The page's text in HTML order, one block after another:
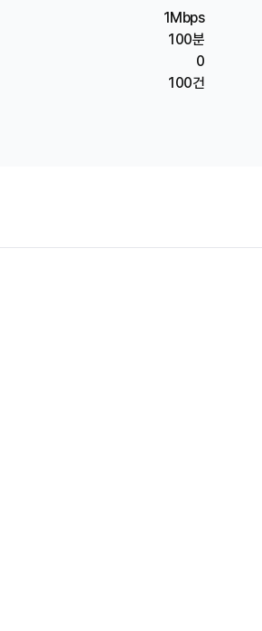
1Mbps
100분
0
100건